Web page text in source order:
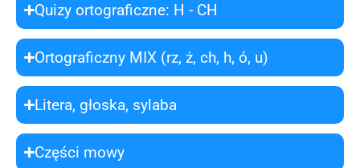
Quizy ortograficzne: H - CH
Ortograficzny MIX (rz, ż, ch, h, ó, u)
Litera, głoska, sylaba
Części mowy